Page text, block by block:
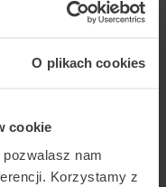
O plikach cookies
cookie
nam
Korzystamy z